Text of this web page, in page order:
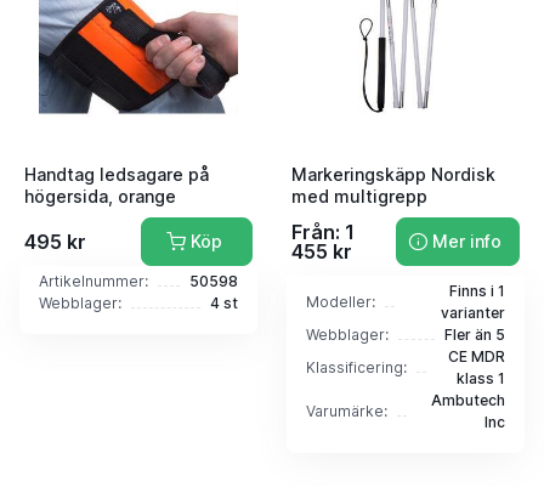
Handtag ledsagare på
högersida, orange
495 kr Köp
Artikelnummer:
50598
Webblager:
4 st
Markeringskäpp Nordisk
med multigrepp
Från: 1
455 kr
Mer info
Modeller:
Finns i 1
varianter
Webblager:
Fler än 5
Klassificering:
CE MDR
klass 1
Varumärke:
Ambutech
Inc